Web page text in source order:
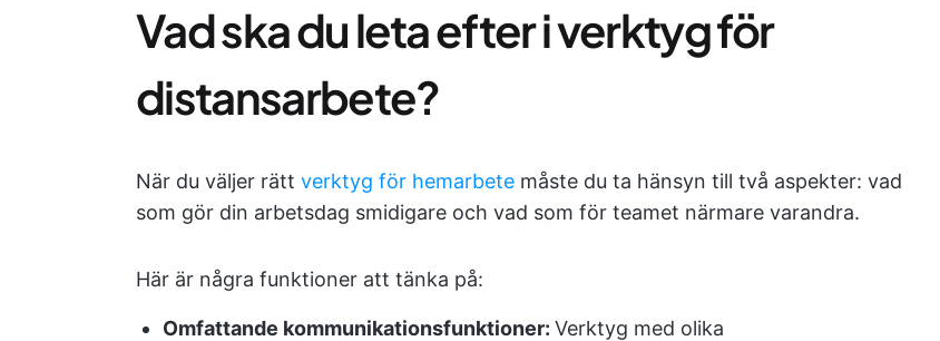
Vad ska du leta efter i verktyg för
distansarbete?
När du väljer rätt verktyg för hemarbete måste du ta hänsyn till två aspekter: vad
som gör din arbetsdag smidigare och vad som för teamet närmare varandra.
Här är några funktioner att tänka på:
Omfattande kommunikationsfunktioner: Verktyg med olika